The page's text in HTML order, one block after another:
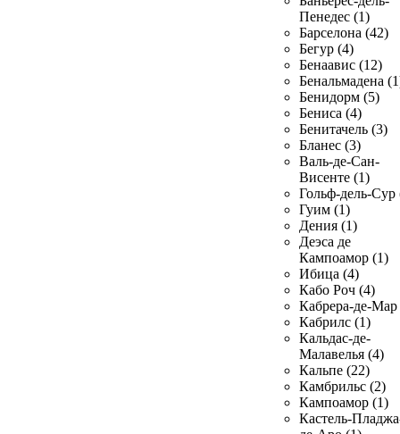
Пенедес (1)
Барселона (42)
Бегур (4)
Бенаавис (12)
Бенальмадена
Бенидорм (5)
Бениса (4)
Бенитачель (3)
Бланес (3)
Валь-де-Сан-
Висенте (1)
Гольф-дель-Сур
Гуим (1)
Дения (1)
Деэса де
Кампоамор (1)
Ибица (4)
Кабо Роч (4)
Кабрера-де-Мар
Кабрилс (1)
Кальдас-де-
Малавелья (4)
Кальпе (22)
Камбрильс (2)
Кампоамор (1)
Кастель-